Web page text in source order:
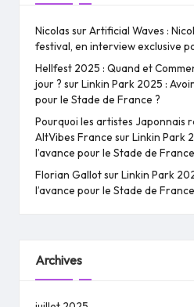
Nicolas surArtificial Waves :
festival, en interview exclusive
Hellfest 2025 : Quand et
jour ? surLinkin Park 2025 :
pour le Stade de France ?
Pourquoi les artistes Japonnais
AltVibes France surLinkin Park
l’avance pour le Stade de
Florian GallotsurLinkin Park
l’avance pour le Stade de
Archives